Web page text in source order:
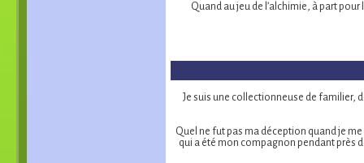
Quand au jeu de l’alchimie, à part
Je suis une collectionneuse de familier,
Quel ne fut pas ma déception quand je
qui a été mon compagnon pendant près